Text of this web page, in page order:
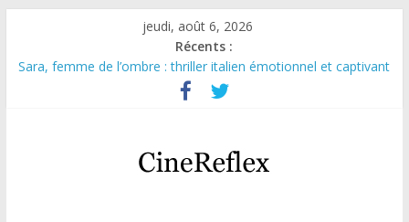
jeudi, août 6, 2026
Récents :
Sara, femme de l’ombre : thriller italien émotionnel et captivant
Journal d’une fille larguée : nouvelle série suédoise sur Netflix
Aema : mini-série sur le tournage d’un film érotique devenu
Glass Heart : excellente série musicale avec Takeru Satō
Olympo, saison 1 : nouvelle série qui séduira les fans de